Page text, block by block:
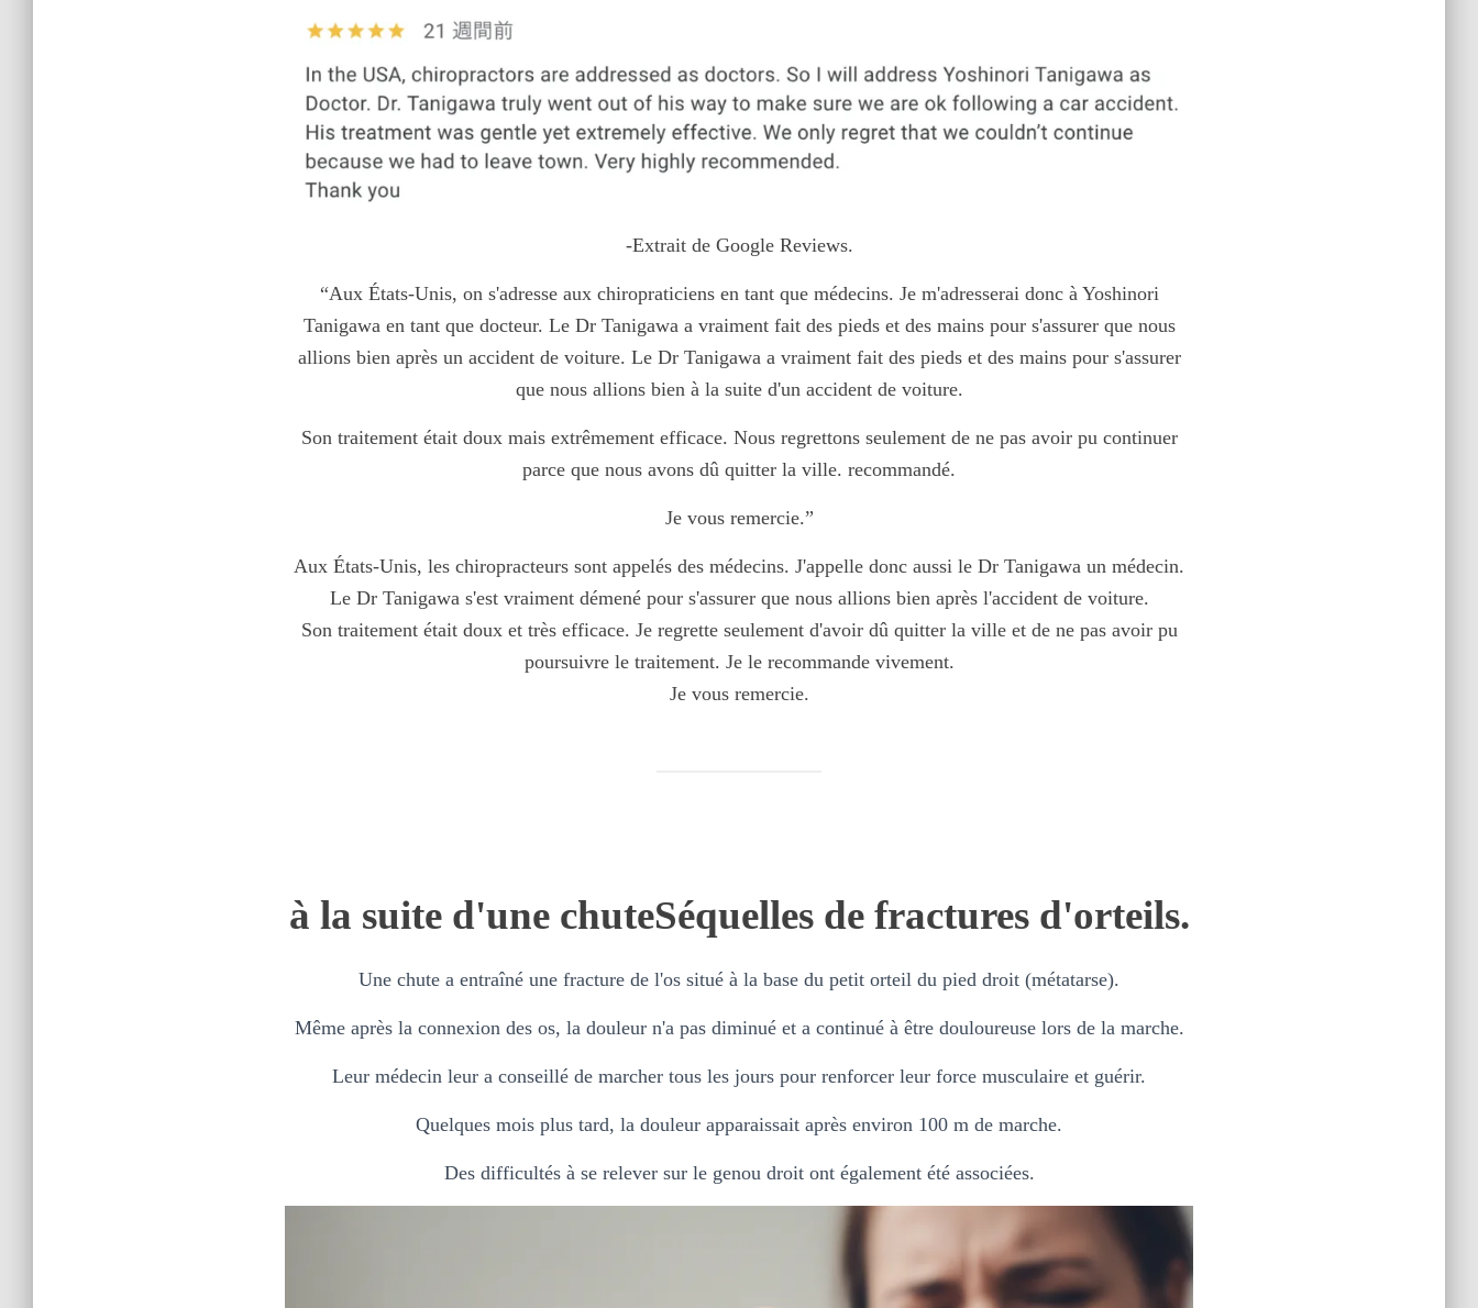
-Extrait de Google Reviews.
“Aux États-Unis, on s'adresse aux chiropraticiens en tant que médecins. Je m'adresserai donc à Yoshinori
Tanigawa en tant que docteur. Le Dr Tanigawa a vraiment fait des pieds et des mains pour s'assurer que nous
allions bien après un accident de voiture. Le Dr Tanigawa a vraiment fait des pieds et des mains pour s'assurer
que nous allions bien à la suite d'un accident de voiture.
Son traitement était doux mais extrêmement efficace. Nous regrettons seulement de ne pas avoir pu continuer
parce que nous avons dû quitter la ville. recommandé.
Je vous remercie.”
Aux États-Unis, les chiropracteurs sont appelés des médecins. J'appelle donc aussi le Dr Tanigawa un médecin.
Le Dr Tanigawa s'est vraiment démené pour s'assurer que nous allions bien après l'accident de voiture.
Son traitement était doux et très efficace. Je regrette seulement d'avoir dû quitter la ville et de ne pas avoir pu
poursuivre le traitement. Je le recommande vivement.
Je vous remercie.
à la suite d'une chuteSéquelles de fractures d'orteils.
Une chute a entraîné une fracture de l'os situé à la base du petit orteil du pied droit (métatarse).
Même après la connexion des os, la douleur n'a pas diminué et a continué à être douloureuse lors de la marche.
Leur médecin leur a conseillé de marcher tous les jours pour renforcer leur force musculaire et guérir.
Quelques mois plus tard, la douleur apparaissait après environ 100 m de marche.
Des difficultés à se relever sur le genou droit ont également été associées.